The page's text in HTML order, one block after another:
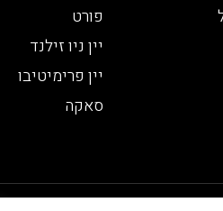
פורט
יין ניו זילנד
יין פרימיטיבו
סאקה